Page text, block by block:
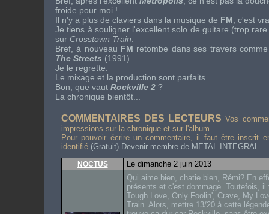
froide pour moi !
Il n'y a plus de claviers dans la musique de FM , c'est
Je tiens à souligner l'excellent solo de guitare (trop
sur Crosstown Train
Bref, à nouveau FM retombe dans ses travers
The Streets (1991)...
Je le regrette.
Le mixage et la production sont parfaits.
Bon, que vaut Rockville 2 ?
La chronique bientôt...
COMMENTAIRES DES LECTEURS Vos
impressions sur la chronique et sur l'album
Pour pouvoir écrire un commentaire, il faut être inscrit
identifié (Gratuit) Devenir membre de METAL INTEGRAL
NOCTUS Le dimanche 2 juin 2013
Qui aime bien, chatie bien, Rémi? En
présents et c'est dommage. Toutefois,
Tough Love, Only Foolin', Crave, My
Train. Alors, mettre 13/20 à cette